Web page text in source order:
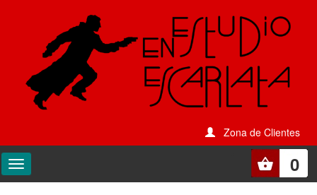
Zona de Clientes
0